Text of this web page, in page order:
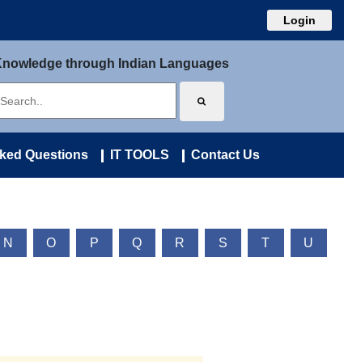
Login
through Indian Languages
Questions IT TOOLS Contact Us
N O P Q R S T U